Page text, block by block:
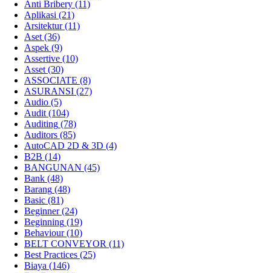
Anti Bribery (11)
Aplikasi (21)
Arsitektur(11)
Aset(36)
Aspek (9)
Assertive (10)
Asset(30)
ASSOCIATE (8)
ASURANSI (27)
Audio (5)
Audit(104)
Auditing (78)
Auditors (85)
AutoCAD 2D & 3D (4)
B2B (14)
BANGUNAN (45)
Bank (48)
Barang (48)
Basic (81)
Beginner(24)
Beginning (19)
Behaviour(10)
BELT CONVEYOR (11)
Best Practices (25)
Biaya (146)